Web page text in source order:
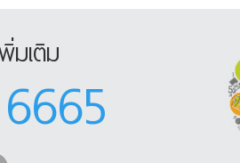
มเติม